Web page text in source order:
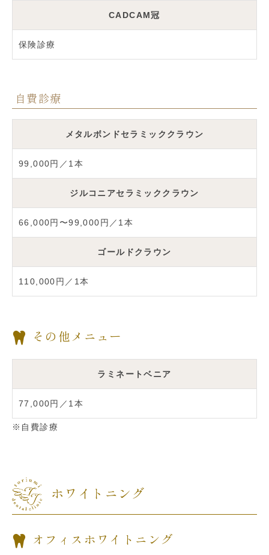
CADCAM冠
保険診療
自費診療
メタルボンドセラミッククラウン
99,000円／1本
ジルコニアセラミッククラウン
66,000円〜99,000円／1本
ゴールドクラウン
110,000円／1本
その他メニュー
ラミネートベニア
77,000円／1本
※自費診療
ホワイトニング
オフィスホワイトニング